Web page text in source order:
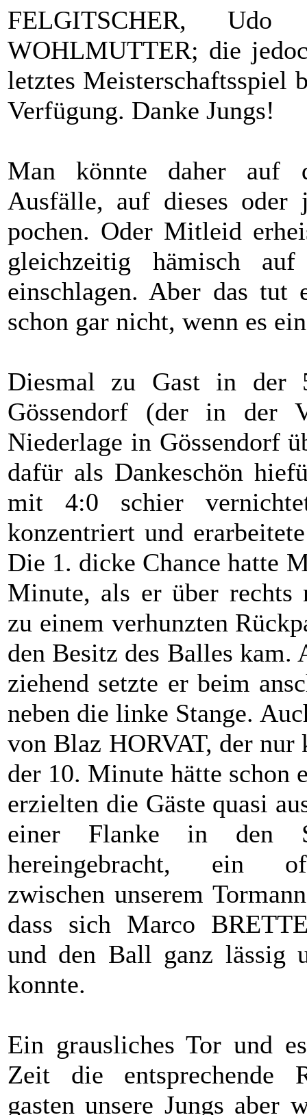
FELGITSCHER,
WOHLMUTTER; die
letztes Meisterschaftsspiel
Verfügung. Danke Jungs!
Man könnte daher auf
Ausfälle, auf dieses oder
pochen. Oder Mitleid
gleichzeitig hämisch
einschlagen. Aber das
schon gar nicht, wenn es
Diesmal zu Gast in der
Gössendorf (der in der
Niederlage in Gössendorf
dafür als Dankeschön
mit 4:0 schier
konzentriert und
Die 1. dicke Chance hatte
Minute, als er über rechts
zu einem verhunzten
den Besitz des Balles kam.
ziehend setzte er beim
neben die linke Stange.
von Blaz HORVAT, der
der 10. Minute hätte schon
erzielten die Gäste quasi
einer Flanke in den
hereingebracht, ein
zwischen unserem
dass sich Marco
und den Ball ganz lässig
konnte.
Ein grausliches Tor und
Zeit die entsprechende
gasten unsere Jungs aber